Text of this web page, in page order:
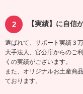
【実績】に自信
選ばれて、サポート実績３
大手法人、官公庁からのご
くの実績がございます。
また、オリジナルお土産商
ております。